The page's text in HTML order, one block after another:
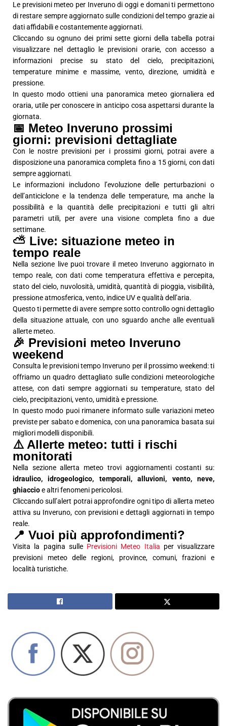
Le previsioni meteo per Inveruno di oggi e domani ti permettono
di restare sempre aggiornato sulle condizioni del tempo grazie ai
dati affidabili e costantemente aggiornati.
Cliccando su ognuno dei primi sette giorni della tabella potrai
visualizzare nel dettaglio le previsioni orarie, con accesso a
informazioni precise su stato del cielo, precipitazioni,
temperature minime e massime, vento, direzione, umidità e
pressione.
In questo modo ottieni una panoramica meteo giornaliera ed
oraria, utile per conoscere in anticipo cosa aspettarsi durante la
giornata.
📅 Meteo Inveruno prossimi
giorni: previsioni dettagliate
Con le nostre previsioni per i prossimi giorni, potrai avere a
disposizione una panoramica completa fino a 15 giorni, con dati
sempre aggiornati.
Le informazioni includono l’evoluzione delle perturbazioni o
dell’anticiclone e la tendenza delle temperature, ma anche la
possibilità e la quantità delle precipitazioni e tutti gli altri
parametri utili, per avere una visione completa fino a due
settimane.
⛅ Live: situazione meteo in
tempo reale
Nella sezione live puoi trovare il meteo Inveruno aggiornato in
tempo reale, con dati come temperatura effettiva e percepita,
stato del cielo, nuvolosità, umidità, quantità di pioggia, visibilità,
pressione atmosferica, vento, indice UV e qualità dell’aria.
Questo ti permette di avere sempre sotto controllo ogni dettaglio
della situazione attuale, con uno sguardo anche alle eventuali
allerte meteo.
🎉 Previsioni meteo Inveruno
weekend
Consulta le previsioni tempo Inveruno per il prossimo weekend: ti
offriamo un quadro dettagliato sulle condizioni meteorologiche
attese, con dati sempre aggiornati su temperature, stato del
cielo, precipitazioni, vento, umidità e pressione.
In questo modo puoi rimanere informato sulle variazioni meteo
previste per sabato e domenica, con una panoramica basata sui
migliori modelli disponibili.
⚠️ Allerte meteo: tutti i rischi
monitorati
Nella sezione allerta meteo trovi aggiornamenti costanti su:
idraulico, idrogeologico, temporali, alluvioni, vento, neve,
ghiaccioe altri fenomeni pericolosi.
Cliccando sull’alert potrai approfondire ogni tipo di allerta meteo
attiva su Inveruno, con previsioni e dettagli aggiornati in tempo
reale.
📍 Vuoi più approfondimenti?
Visita la pagina sulle Previsioni Meteo Italia per visualizzare
previsioni meteo delle regioni, province, comuni, frazioni e
località turistiche.